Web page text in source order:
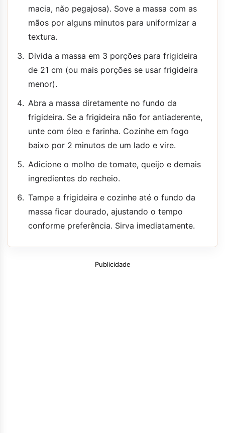
macia, não pegajosa). Sove a massa com as
mãos por alguns minutos para uniformizar a
textura.
Divida a massa em 3 porções para frigideira
de 21 cm (ou mais porções se usar frigideira
menor).
Abra a massa diretamente no fundo da
frigideira. Se a frigideira não for antiaderente,
unte com óleo e farinha. Cozinhe em fogo
baixo por 2 minutos de um lado e vire.
Adicione o molho de tomate, queijo e demais
ingredientes do recheio.
Tampe a frigideira e cozinhe até o fundo da
massa ficar dourado, ajustando o tempo
conforme preferência. Sirva imediatamente.
Publicidade